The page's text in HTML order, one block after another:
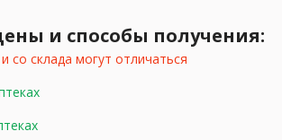
и способы получения:
со склада могут отличаться